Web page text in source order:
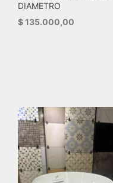
DIAMETRO
$135.000,00